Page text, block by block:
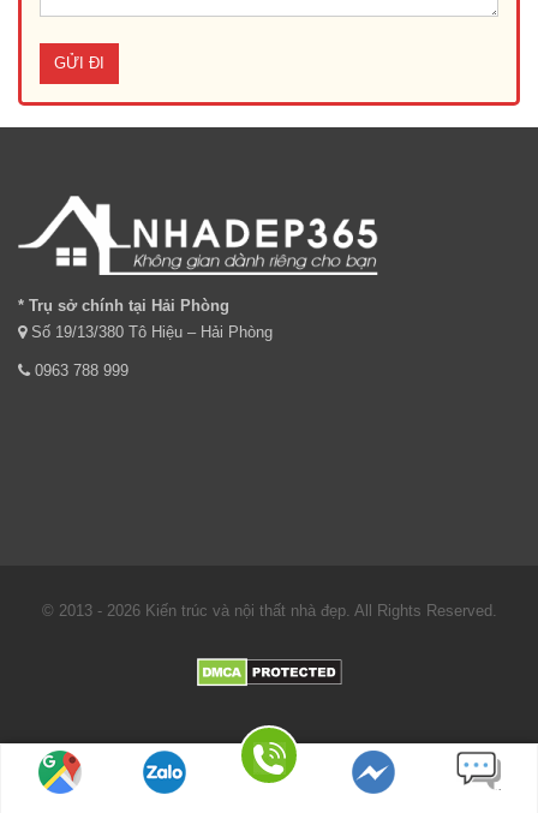
* Trụ sở chính tại Hải Phòng
Số 19/13/380 Tô Hiệu – Hải Phòng
0963 788 999
© 2013 - 2026 Kiến trúc và nội thất nhà đẹp. All Rights Reserved.
Địa chỉ : Số 19/13/380 Tô Hiệu - Hải Phòng